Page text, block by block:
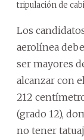
tripulación de
Los
aerolínea
ser mayores
alcanzar con
212
(grado 12),
no tener